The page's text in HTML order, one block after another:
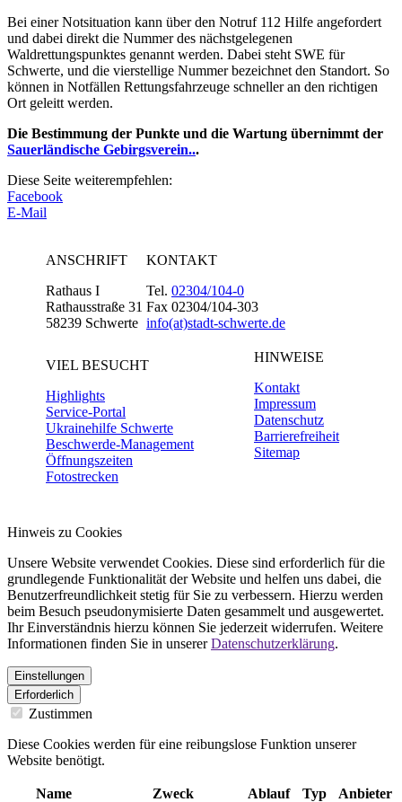
Bei einer Notsituation kann über den Notruf 112 Hilfe angefordert
und dabei direkt die Nummer des nächstgelegenen
Waldrettungspunktes genannt werden. Dabei steht SWE für
Schwerte, und die vierstellige Nummer bezeichnet den Standort. So
können in Notfällen Rettungsfahrzeuge schneller an den richtigen
Ort geleitt werden.
Die Bestimmung der Punkte und die Wartung übernimmt der
Sauerländische Gebirgsverein...
Diese Seite weiterempfehlen:
Facebook
E-Mail
ANSCHRIFT
Rathaus I
Rathausstraße 31
58239 Schwerte
KONTAKT
Tel. 02304/104-0
Fax 02304/104-303
info(at)stadt-schwerte.de
VIEL BESUCHT
Highlights
Service-Portal
Ukrainehilfe Schwerte
Beschwerde-Management
Öffnungszeiten
Fotostrecken
HINWEISE
Kontakt
Impressum
Datenschutz
Barrierefreiheit
Sitemap
Hinweis zu Cookies
Unsere Website verwendet Cookies. Diese sind erforderlich für die
grundlegende Funktionalität der Website und helfen uns dabei, die
Benutzerfreundlichkeit stetig für Sie zu verbessern. Hierzu werden
beim Besuch pseudonymisierte Daten gesammelt und ausgewertet.
Ihr Einverständnis hierzu können Sie jederzeit widerrufen. Weitere
Informationen finden Sie in unsererDatenschutzerklärung.
Einstellungen
Erforderlich
Zustimmen
Diese Cookies werden für eine reibungslose Funktion unserer
Website benötigt.
Name Zweck Ablauf Typ Anbieter